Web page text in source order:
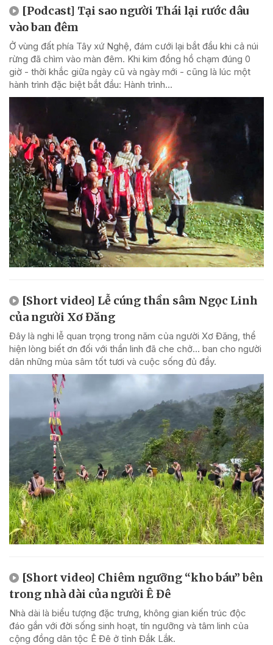
[Podcast] Tại sao người Thái lại rước dâu
vào ban đêm
Ở vùng đất phía Tây xứ Nghệ, đám cưới lại bắt đầu khi cả núi
rừng đã chìm vào màn đêm. Khi kim đồng hồ chạm đúng 0
giờ - thời khắc giữa ngày cũ và ngày mới - cũng là lúc một
hành trình đặc biệt bắt đầu: Hành trình...
[Short video] Lễ cúng thần sâm Ngọc Linh
của người Xơ Đăng
Đây là nghi lễ quan trọng trong năm của người Xơ Đăng, thể
hiện lòng biết ơn đối với thần linh đã che chở... ban cho người
dân những mùa sâm tốt tươi và cuộc sống đủ đầy.
[Short video] Chiêm ngưỡng “kho báu” bên
trong nhà dài của người Ê Đê
Nhà dài là biểu tượng đặc trưng, không gian kiến trúc độc
đáo gắn với đời sống sinh hoạt, tín ngưỡng và tâm linh của
cộng đồng dân tộc Ê Đê ở tỉnh Đắk Lắk.